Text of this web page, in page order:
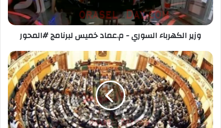
وزير الكهرباء السوري - م.عماد خميس لبرنامج ‫#‏المحور